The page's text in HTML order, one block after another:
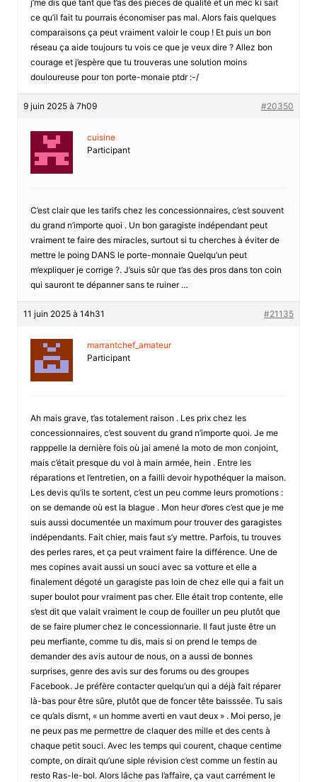
j’me dis que tant que t’as des piéces de qualité et un mec ki sait
ce qu’il fait tu pourrais économiser pas mal. Alors fais quelques
comparaisons ça peut vraiment valoir le coup ! Et puis un bon
réseau ça aide toujours tu vois ce que je veux dire ? Allez bon
courage et j’espère que tu trouveras une solution moins
douloureuse pour ton porte-monaie ptdr :-/
9 juin 2025 à 7h09 #20350
cuisine
Participant
C’est clair que les tarifs chez les concessionnaires, c’est souvent
du grand n’importe quoi . Un bon garagiste indépendant peut
vraiment te faire des miracles, surtout si tu cherches à éviter de
mettre le poing DANS le porte-monnaie Quelqu’un peut
m’expliquer je corrige ?. J’suis sûr que t’as des pros dans ton coin
qui sauront te dépanner sans te ruiner …
11 juin 2025 à 14h31 #21135
marrantchef_amateur
Participant
Ah mais grave, t’as totalement raison . Les prix chez les
concessionnaires, c’est souvent du grand n’importe quoi. Je me
rapppelle la dernière fois où jai amené la moto de mon conjoint,
mais c’était presque du vol à main armée, hein . Entre les
réparations et l’entretien, on a failli devoir hypothéquer la maison.
Les devis qu’ils te sortent, c’est un peu comme leurs promotions :
on se demande où est la blague . Mon heur d’ores c’est que je me
suis aussi documentée un maximum pour trouver des garagistes
indépendants. Fait chier, mais faut s’y mettre. Parfois, tu trouves
des perles rares, et ça peut vraiment faire la différence. Une de
mes copines avait aussi un souci avec sa votture et elle a
finalement dégoté un garagiste pas loin de chez elle qui a fait un
super boulot pour vraiment pas cher. Elle était trop contente, elle
s’est dit que valait vraiment le coup de fouiller un peu plutôt que
de se faire plumer chez le concessionnarie. Il faut juste être un
peu merfiante, comme tu dis, mais si on prend le temps de
demander des avis autour de nous, on a aussi de bonnes
surprises, genre des avis sur des forums ou des groupes
Facebook. Je préfère contacter quelqu’un qui a déjà fait réparer
là-bas pour être sûre, plutôt que de foncer tête baisssée. Tu sais
ce qu’als disrnt, « un homme averti en vaut deux » . Moi perso, je
ne peux pas me permettre de claquer des mille et des cents à
chaque petit souci. Avec les temps qui courent, chaque centime
compte, on dirait qu’une siple révision c’est comme un festin au
resto Ras-le-bol. Alors lâche pas l’affaire, ça vaut carrément le